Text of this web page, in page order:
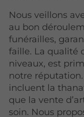
Nous veillons
au bon
funérailles,
faille. La qualité
niveaux, est
notre
incluent la
que la vente
soin. Nous